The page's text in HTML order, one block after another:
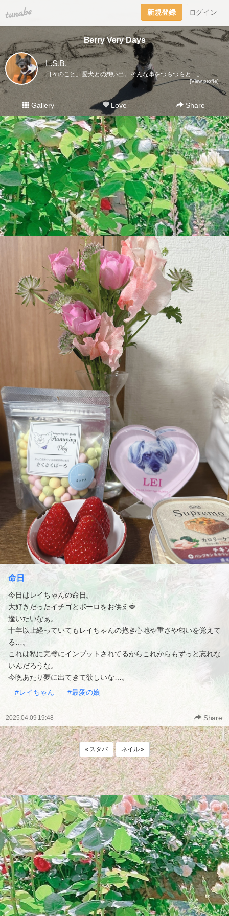
tuna.be 新規登録 ログイン
Berry Very Days
L.S.B.
日々のこと。愛犬との想い出。そんな事をつらつらと…。
[View profile]
Gallery Love Share
命日
今日はレイちゃんの命日。
大好きだったイチゴとボーロをお供え🍓
逢いたいなぁ。
十年以上経っていてもレイちゃんの抱き心地や重さや匂いを覚えて
る…。
これは私に完璧にインプットされてるからこれからもずっと忘れな
いんだろうな。
今晩あたり夢に出てきて欲しいな…。
#レイちゃん
#最愛の娘
2025.04.09 19:48 Share
« スタバ ネイル »